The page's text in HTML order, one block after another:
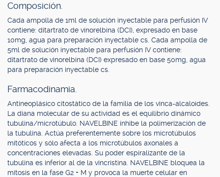
Composición.
Cada ampolla de 1ml de solución inyectable para perfusión IV
contiene: ditartrato de vinorelbina (DCI), expresado en base
10mg, agua para preparación inyectable cs. Cada ampolla de
5ml de solución inyectable para perfusión IV contiene:
ditartrato de vinorelbina (DCI) expresado en base 50mg, agua
para preparación inyectable cs.
Farmacodinamia.
Antineoplásico citostático de la familia de los vinca-alcaloides.
La diana molecular de su actividad es el equilibrio dinámico
tubulina/microtúbulo. NAVELBINE inhibe la polimerización de
la tubulina. Actúa preferentemente sobre los microtúbulos
mitóticos y sólo afecta a los microtúbulos axonales a
concentraciones elevadas. Su poder espiralizante de la
tubulina es inferior al de la vincristina. NAVELBINE bloquea la
mitosis en la fase G2 + M y provoca la muerte celular en